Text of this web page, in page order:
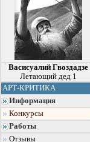
Васисуалий Гвоздадзе
Летающий дед 1
АРТ-КРИТИКА
Информация
Конкурсы
Работы
Отзывы